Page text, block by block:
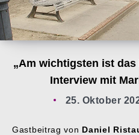
„Am wichtigsten ist
Interview mit
25. Oktober
Gastbeitrag von Daniel